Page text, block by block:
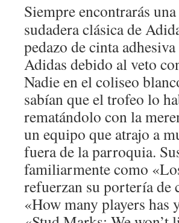
Siempre encontrarás
sudadera clásica de
pedazo de cinta
Adidas debido al veto
Nadie en el coliseo
sabían que el trofeo lo
rematándolo con la
un equipo que atrajo a
fuera de la parroquia.
familiarmente como
refuerzan su portería
«How many players